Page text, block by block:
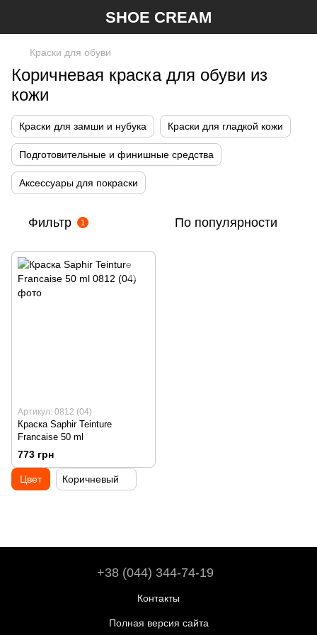
SHOE CREAM
Краски для обуви
Коричневая краска для обуви из
кожи
Краски для замши и нубука Краски для гладкой кожи
Подготовительные и финишные средства
Аксессуары для покраски
Фильтр 1 По популярности
Артикул: 0812 (04)
Краска Saphir Teinture
Francaise 50 ml
773 грн
Цвет Коричневый
+38 (044) 344-74-19
Контакты
Полная версия сайта